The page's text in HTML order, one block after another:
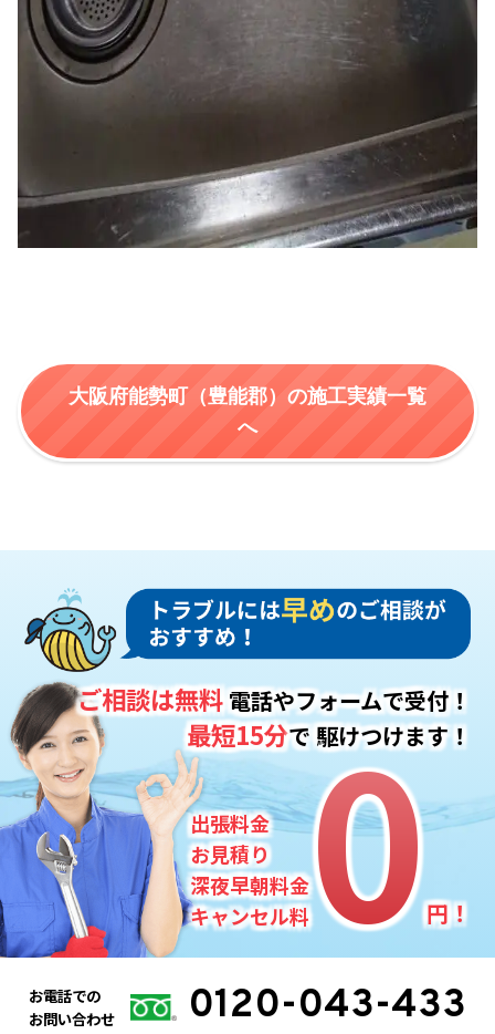
大阪府能勢町（豊能郡）の施工実績一覧
へ
出張料金
お見積り
深夜早朝料金
キャンセル料0
0円！
ご相談は無料電話やフォームで受付！
最短15分で駆けつけます！
お電話での
お問い合わせ
0120-043-433